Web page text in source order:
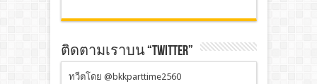
ติดตามเราบน “TWITTER”
ทวีตโดย @bkkparttime2560